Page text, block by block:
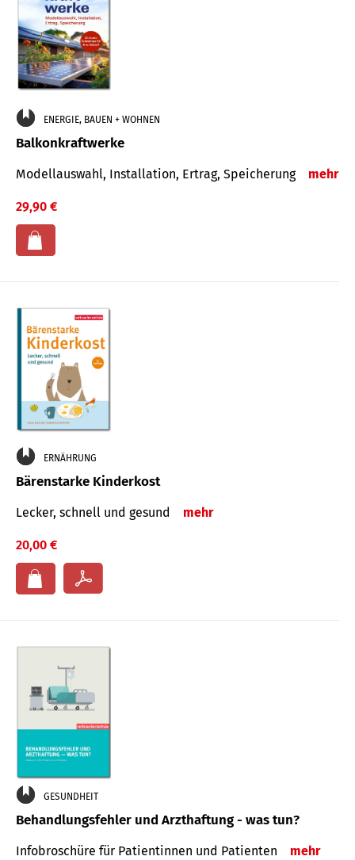
ENERGIE, BAUEN + WOHNEN
Balkonkraftwerke
Modellauswahl, Installation, Ertrag, Speicherung mehr
29,90 €
ERNÄHRUNG
Bärenstarke Kinderkost
Lecker, schnell und gesund mehr
20,00 €
GESUNDHEIT
Behandlungsfehler und Arzthaftung - was tun?
Infobroschüre für Patientinnen und Patienten mehr